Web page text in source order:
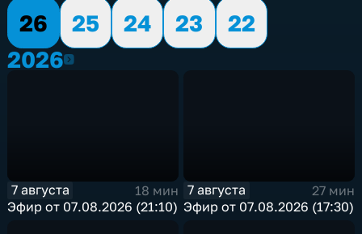
26
25 24 23
22
20262026
7 августа
18 мин
Эфир от 07.08.2026 (21:10)
7 августа
27 мин
Эфир от 07.08.2026 (17:30)